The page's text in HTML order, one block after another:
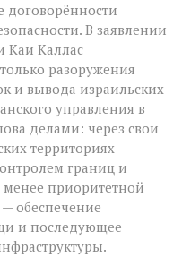
договорённости
В заявлении
Каи Каллас
разоружения
и вывода израильских
управления в
делами: через свои
территориях
границ и
приоритетной
обеспечение
и последующее